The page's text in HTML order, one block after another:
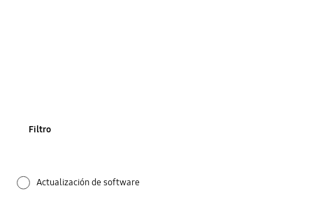
Filtro
Actualización de software